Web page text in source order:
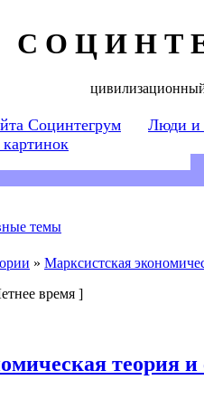
С О Ц И Н Т
Социнтегрум
Люди и
темы
» Марксистская
время ]
теория